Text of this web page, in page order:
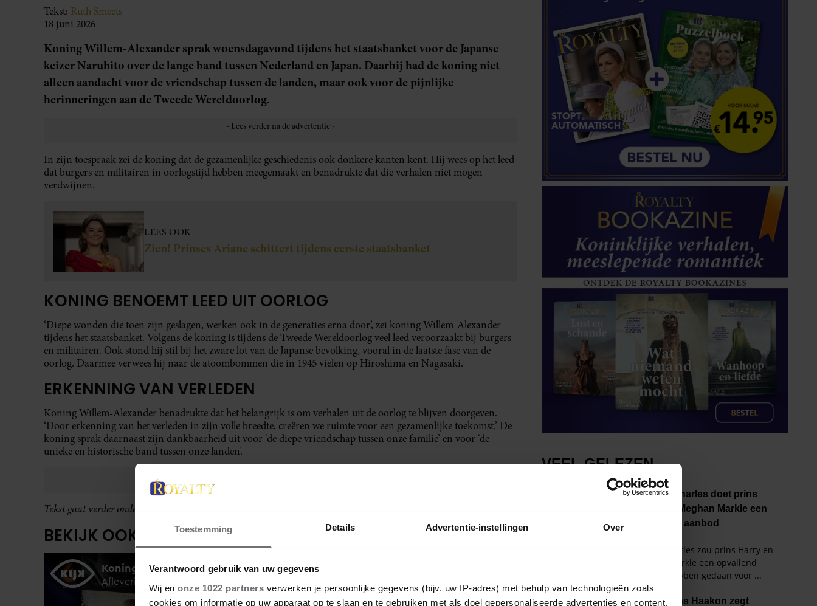
Toestemming Details Advertentie-instellingen Over
Verantwoord gebruik van uw gegevens
Wij en onze 1022 partners verwerken je persoonlijke gegevens (bijv. uw IP-adres) met behulp van technologieën zoals
cookies om informatie op uw apparaat op te slaan en te gebruiken met als doel gepersonaliseerde advertenties en content,
Tekst: Ruth Smeets
18 juni 2026
Koning Willem-Alexander sprak woensdagavond tijdens het staatsbanket voor de Japanse
keizer Naruhito over de lange band tussen Nederland en Japan. Daarbij had de koning niet
alleen aandacht voor de vriendschap tussen de landen, maar ook voor de pijnlijke
herinneringen aan de Tweede Wereldoorlog.
In zijn toespraak zei de koning dat de gezamenlijke geschiedenis ook donkere kanten kent. Hij wees op het leed
dat burgers en militairen in oorlogstijd hebben meegemaakt en benadrukte dat die verhalen niet mogen
verdwijnen.
LEES OOK
Zien! Prinses Ariane schittert tijdens eerste staatsbanket
KONING BENOEMT LEED UIT OORLOG
‘Diepe wonden die toen zijn geslagen, werken ook in de generaties erna door’, zei koning Willem-Alexander
tijdens het staatsbanket. Volgens de koning is tijdens de Tweede Wereldoorlog veel leed veroorzaakt bij burgers
en militairen. Ook stond hij stil bij het zware lot van de Japanse bevolking, vooral in de laatste fase van de
oorlog. Daarmee verwees hij naar de atoombommen die in 1945 vielen op Hiroshima en Nagasaki.
ERKENNING VAN VERLEDEN
Koning Willem-Alexander benadrukte dat het belangrijk is om verhalen uit de oorlog te blijven doorgeven.
‘Door erkenning van het verleden in zijn volle breedte, creëren we ruimte voor een gezamenlijke toekomst.’ De
koning sprak daarnaast zijn dankbaarheid uit voor ‘de diepe vriendschap tussen onze familie’ en voor ‘de
unieke en historische band tussen onze landen’.
Tekst gaat verder onder de video.
BEKIJK OOK: